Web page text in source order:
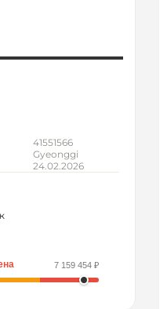
41551566
Gyeonggi
24.02.2026
7 159 454 ₽